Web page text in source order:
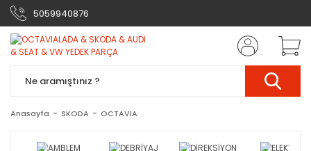
5059940876
Anasayfa SKODA OCTAVIA